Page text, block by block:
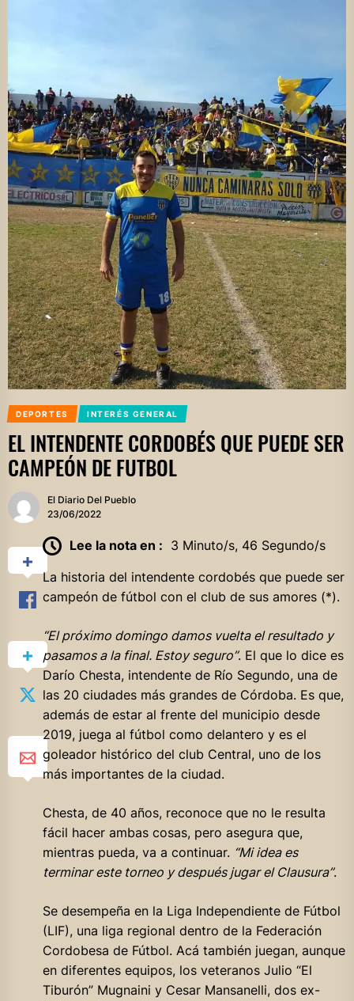
DEPORTES INTERÉS GENERAL
EL INTENDENTE CORDOBÉS QUE PUEDE SER
CAMPEÓN DE FUTBOL
El Diario Del Pueblo
23/06/2022
Lee la nota en : 3 Minuto/s, 46 Segundo/s
La historia del intendente cordobés que puede ser
campeón de fútbol con el club de sus amores (*).
“El próximo domingo damos vuelta el resultado y
pasamos a la final. Estoy seguro”. El que lo dice es
Darío Chesta, intendente de Río Segundo, una de
las 20 ciudades más grandes de Córdoba. Es que,
además de estar al frente del municipio desde
2019, juega al fútbol como delantero y es el
goleador histórico del club Central, uno de los
más importantes de la ciudad.
Chesta, de 40 años, reconoce que no le resulta
fácil hacer ambas cosas, pero asegura que,
mientras pueda, va a continuar. “Mi idea es
terminar este torneo y después jugar el Clausura”.
Se desempeña en la Liga Independiente de Fútbol
(LIF), una liga regional dentro de la Federación
Cordobesa de Fútbol. Acá también juegan, aunque
en diferentes equipos, los veteranos Julio “El
Tiburón” Mugnaini y Cesar Mansanelli, dos ex-